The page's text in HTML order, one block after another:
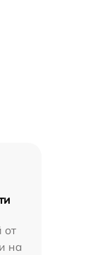
от
на